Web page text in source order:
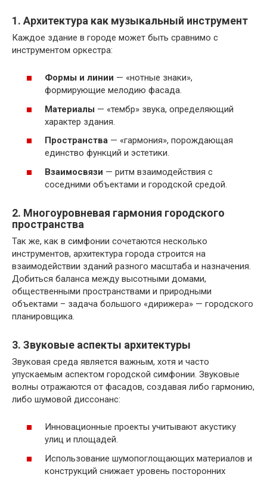
1. Архитектура как музыкальный инструмент
Каждое здание в городе может быть сравнимо с
инструментом оркестра:
Формы и линии — «нотные знаки»,
формирующие мелодию фасада.
Материалы — «тембр» звука, определяющий
характер здания.
Пространства — «гармония», порождающая
единство функций и эстетики.
Взаимосвязи — ритм взаимодействия с
соседними объектами и городской средой.
2. Многоуровневая гармония городского
пространства
Так же, как в симфонии сочетаются несколько
инструментов, архитектура города строится на
взаимодействии зданий разного масштаба и назначения.
Добиться баланса между высотными домами,
общественными пространствами и природными
объектами – задача большого «дирижера» — городского
планировщика.
3. Звуковые аспекты архитектуры
Звуковая среда является важным, хотя и часто
упускаемым аспектом городской симфонии. Звуковые
волны отражаются от фасадов, создавая либо гармонию,
либо шумовой диссонанс:
Инновационные проекты учитывают акустику
улиц и площадей.
Использование шумопоглощающих материалов и
конструкций снижает уровень посторонних